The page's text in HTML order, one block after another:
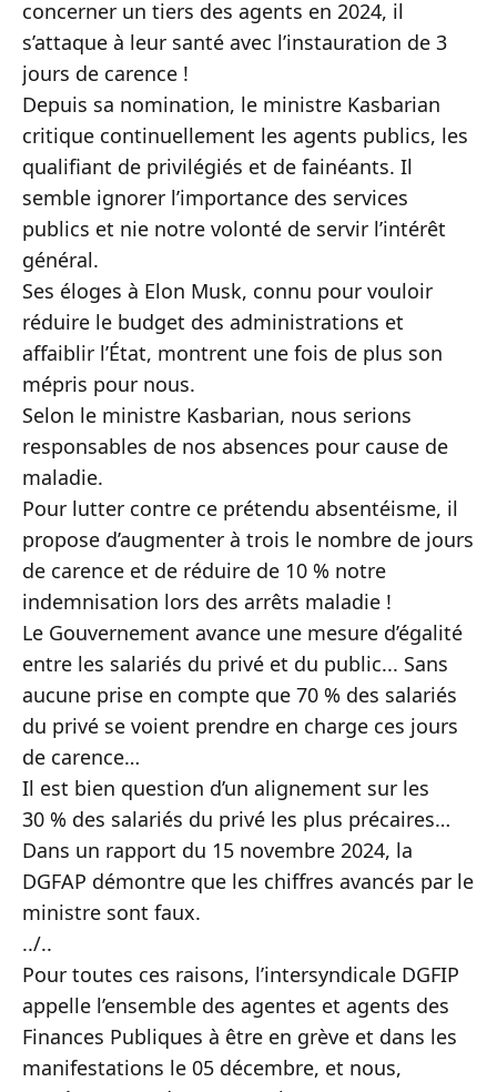
concerner un tiers des agents en 2024, il
s’attaque à leur santé avec l’instauration de 3
jours de carence !
Depuis sa nomination, le ministre Kasbarian
critique continuellement les agents publics, les
qualifiant de privilégiés et de fainéants. Il
semble ignorer l’importance des services
publics et nie notre volonté de servir l’intérêt
général.
Ses éloges à Elon Musk, connu pour vouloir
réduire le budget des administrations et
affaiblir l’État, montrent une fois de plus son
mépris pour nous.
Selon le ministre Kasbarian, nous serions
responsables de nos absences pour cause de
maladie.
Pour lutter contre ce prétendu absentéisme, il
propose d’augmenter à trois le nombre de jours
de carence et de réduire de 10 % notre
indemnisation lors des arrêts maladie !
Le Gouvernement avance une mesure d’égalité
entre les salariés du privé et du public... Sans
aucune prise en compte que 70 % des salariés
du privé se voient prendre en charge ces jours
de carence…
Il est bien question d’un alignement sur les
30 % des salariés du privé les plus précaires…
Dans un rapport du 15 novembre 2024, la
DGFAP démontre que les chiffres avancés par le
ministre sont faux.
../..
Pour toutes ces raisons, l’intersyndicale DGFIP
appelle l’ensemble des agentes et agents des
Finances Publiques à être en grève et dans les
manifestations le 05 décembre, et nous,